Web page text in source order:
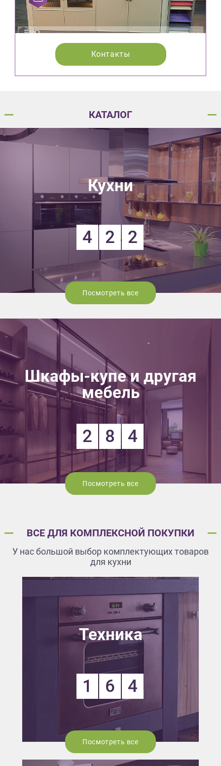
Контакты
КАТАЛОГ
Кухни
4 2 2
Посмотреть все
Шкафы-купе и другая
мебель
2 8 4
Посмотреть все
ВСЕ ДЛЯ КОМПЛЕКСНОЙ ПОКУПКИ
У нас большой выбор комплектующих товаров
для кухни
Техника
1 6 4
Посмотреть все